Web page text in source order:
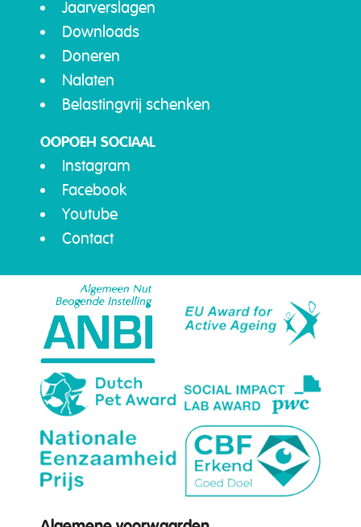
Jaarverslagen
Downloads
Doneren
Nalaten
Belastingvrij schenken
OOPOEH SOCIAAL
Instagram
Facebook
Youtube
Contact